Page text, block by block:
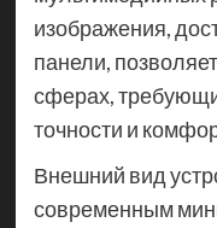
изображения,
панели,
сферах,
точности и
Внешний вид
современным